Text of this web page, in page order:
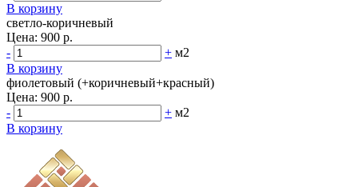
В корзину
светло-коричневый
Цена: 900 р.
-
+ м2
В корзину
фиолетовый (+коричневый+красный)
Цена: 900 р.
-
+ м2
В корзину